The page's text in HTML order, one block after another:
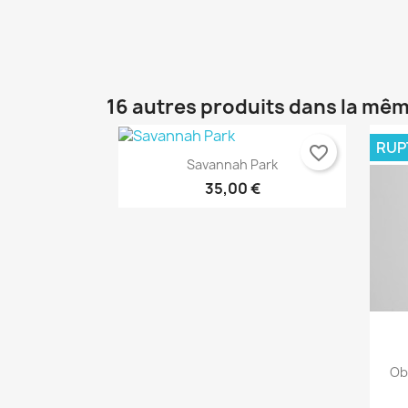
add_circle_outline
16 autres produits dans la
Savannah Park
35,00 €
favorite_border